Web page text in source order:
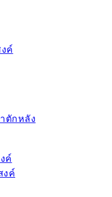
ค์
ตักหลัง
ค์
งค์